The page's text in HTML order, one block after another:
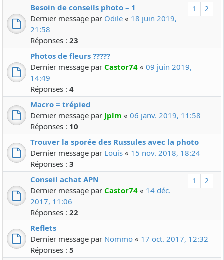
1 2
Besoin de conseils photo – 1
Dernier message par Odile « 18 juin 2019,
21:58
Réponses : 23
Photos de fleurs ?????
Dernier message par Castor74 « 09 juin 2019,
14:49
Réponses : 4
Macro = trépied
Dernier message par Jplm « 06 janv. 2019, 11:58
Réponses : 10
Trouver la sporée des Russules avec la photo
Dernier message par Louis « 15 nov. 2018, 18:24
Réponses : 3
1 2
Conseil achat APN
Dernier message par Castor74 « 14 déc.
2017, 11:06
Réponses : 22
Reflets
Dernier message par Nommo « 17 oct. 2017, 12:32
Réponses : 5